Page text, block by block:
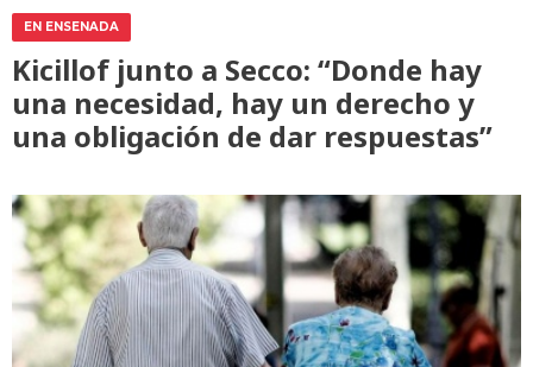
EN ENSENADA
Kicillof junto a Secco: “Donde hay
una necesidad, hay un derecho y
una obligación de dar respuestas”